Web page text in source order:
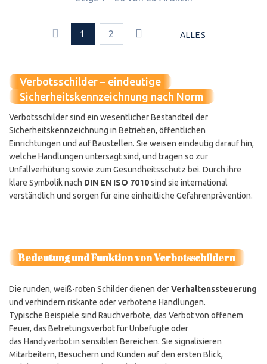
1 2 ALLES
Verbotsschilder – eindeutige
Sicherheitskennzeichnung nach Norm
Verbotsschilder sind ein wesentlicher Bestandteil der
Sicherheitskennzeichnung in Betrieben, öffentlichen
Einrichtungen und auf Baustellen. Sie weisen eindeutig darauf hin,
welche Handlungen untersagt sind, und tragen so zur
Unfallverhütung sowie zum Gesundheitsschutz bei. Durch ihre
klare Symbolik nach DIN EN ISO 7010sind sie international
verständlich und sorgen für eine einheitliche Gefahrenprävention.
Bedeutung und Funktion von Verbotsschildern
Die runden, weiß-roten Schilder dienen derVerhaltenssteuerung
und verhindern riskante oder verbotene Handlungen.
Typische Beispiele sind Rauchverbote, das Verbot von offenem
Feuer, das Betretungsverbot für Unbefugte oder
das Handyverbot in sensiblen Bereichen. Sie signalisieren
Mitarbeitern, Besuchern und Kunden auf den ersten Blick,